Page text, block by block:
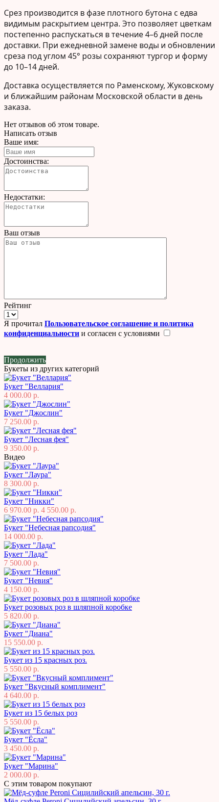
Срез производится в фазе плотного бутона с едва
видимым раскрытием центра. Это позволяет цветкам
постепенно распускаться в течение 4–6 дней после
доставки. При ежедневной замене воды и обновлении
среза под углом 45° розы сохраняют тургор и форму
до 10–14 дней.
Доставка осуществляется по Раменскому, Жуковскому
и ближайшим районам Московской области в день
заказа.
Нет отзывов об этом товаре.
Написать отзыв
Ваше имя:
Достоинства:
Недостатки:
Ваш отзыв
Рейтинг
Я прочитал Пользовательское соглашение и политика
конфиденциальности и согласен с условиями
Продолжить
Букеты из других категорий
Букет "Веллария"
4 000.00 р.
Букет "Джослин"
7 250.00 р.
Букет "Лесная фея"
9 350.00 р.
Видео
Букет "Лаура"
8 300.00 р.
Букет "Никки"
6 970.00 р. 4 550.00 р.
Букет "Небесная рапсодия"
14 000.00 р.
Букет "Лада"
7 500.00 р.
Букет "Невия"
4 150.00 р.
Букет розовых роз в шляпной коробке
5 820.00 р.
Букет "Диана"
15 550.00 р.
Букет из 15 красных роз.
5 550.00 р.
Букет "Вкусный комплимент"
4 640.00 р.
Букет из 15 белых роз
5 550.00 р.
Букет "Ёсла"
3 450.00 р.
Букет "Марина"
2 000.00 р.
С этим товаром покупают